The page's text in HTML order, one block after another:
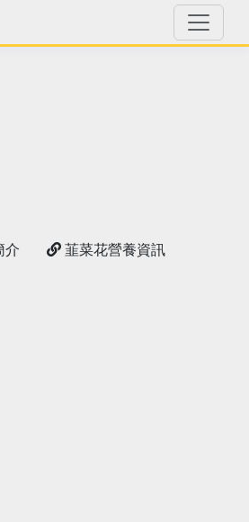
介 韮菜花營養資訊